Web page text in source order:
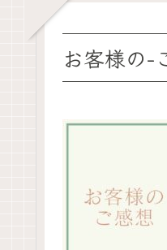
お客様の-